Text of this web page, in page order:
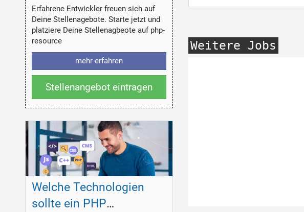
Weitere Jobs
Erfahrene Entwickler freuen sich auf
Deine Stellenagebote. Starte jetzt und
platziere Deine Stellenagbeote auf php-
resource
mehr erfahren
Stellenangebot eintragen
Welche Technologien
sollte ein PHP